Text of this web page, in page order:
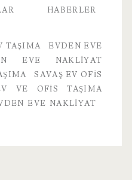
HABERLER
TAŞIMA
EVDEN EVE
EVE NAKLIYAT
SAVAŞ EV OFIS
VE OFIS TAŞIMA
EVE NAKLIYAT